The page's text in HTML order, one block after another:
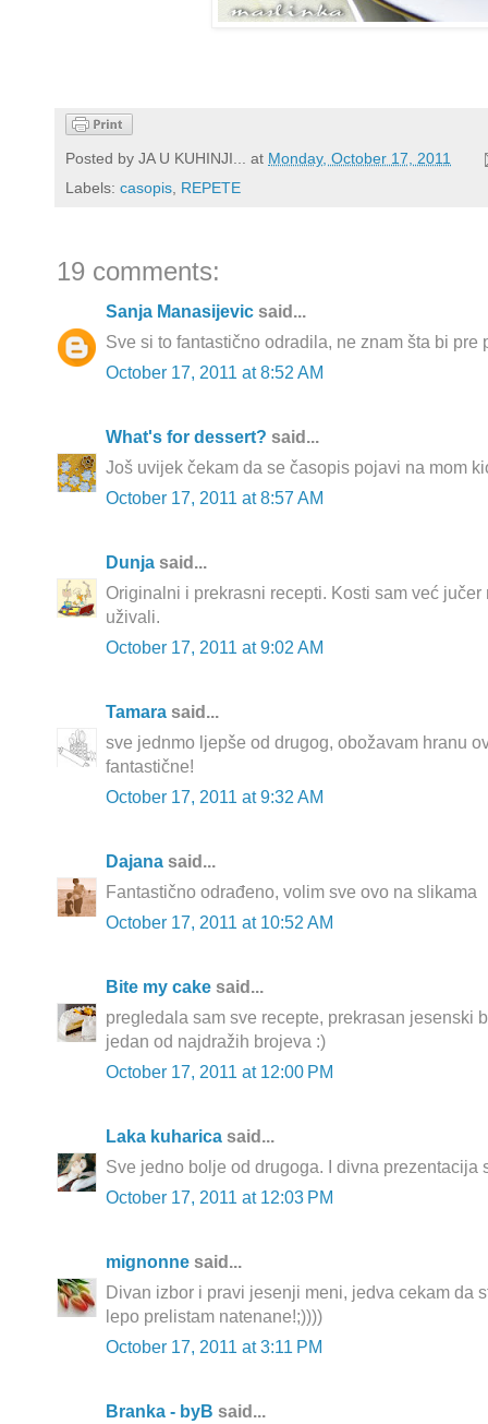
Posted by JA U KUHINJI... at Monday, October 17, 2011
Labels: casopis, REPETE
19 comments:
Sanja Manasijevic said...
Sve si to fantastično odradila, ne znam šta bi pre
October 17, 2011 at 8:52 AM
What's for dessert? said...
Još uvijek čekam da se časopis pojavi na mom
October 17, 2011 at 8:57 AM
Dunja said...
Originalni i prekrasni recepti. Kosti sam već
uživali.
October 17, 2011 at 9:02 AM
Tamara said...
sve jednmo ljepše od drugog, obožavam hranu
fantastične!
October 17, 2011 at 9:32 AM
Dajana said...
Fantastično odrađeno, volim sve ovo na slikama
October 17, 2011 at 10:52 AM
Bite my cake said...
pregledala sam sve recepte, prekrasan jesenski
jedan od najdražih brojeva :)
October 17, 2011 at 12:00 PM
Laka kuharica said...
Sve jedno bolje od drugoga. I divna prezentacija
October 17, 2011 at 12:03 PM
mignonne said...
Divan izbor i pravi jesenji meni, jedva cekam da
lepo prelistam natenane!;))))
October 17, 2011 at 3:11 PM
Branka - byB said...